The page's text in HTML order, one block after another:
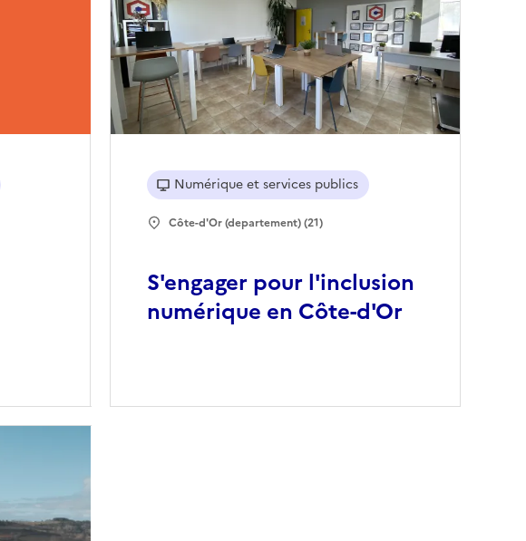
S'engager pour l'inclusion
numérique en Côte-d'Or
Numérique et services publics
Côte-d'Or (departement) (21)